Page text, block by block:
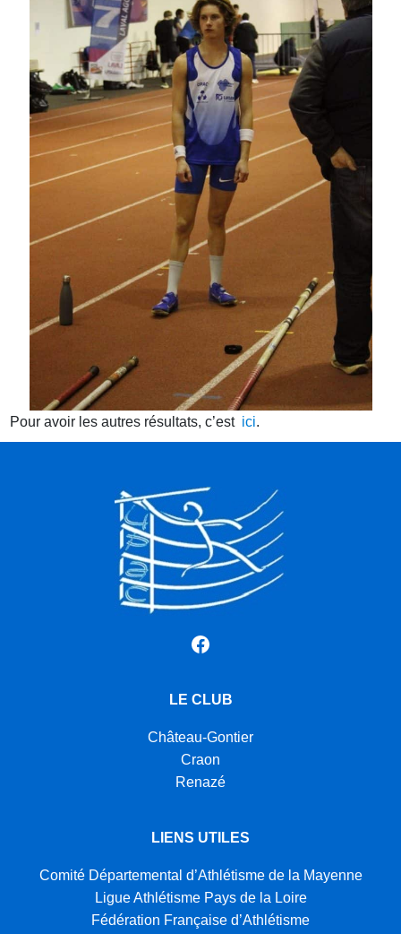
Pour avoir les autres résultats, c’est ici.
Facebook
LE CLUB
Château-Gontier
Craon
Renazé
LIENS UTILES
Comité Départemental d’Athlétisme de la Mayenne
Ligue Athlétisme Pays de la Loire
Fédération Française d’Athlétisme